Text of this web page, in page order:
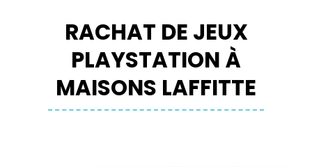
RACHAT DE JEUX
PLAYSTATION À
MAISONS LAFFITTE